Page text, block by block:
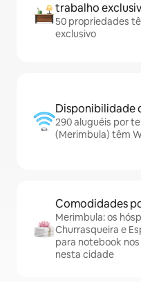
trabalho
50 propriedades
exclusivo
Disponibilidade
290 aluguéis por
(Merimbula) têm
Comodidades
Merimbula: os
Churrasqueira e
para notebook
nesta cidade